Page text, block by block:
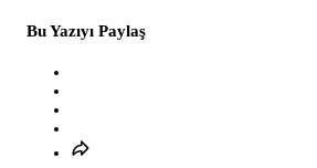
Bu Yazıyı Paylaş